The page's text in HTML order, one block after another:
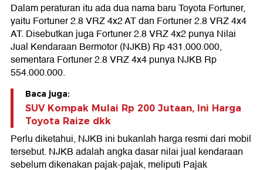
Dalam peraturan itu ada dua nama baru Toyota Fortuner,
yaitu Fortuner 2.8 VRZ 4x2 AT dan Fortuner 2.8 VRZ 4x4
AT. Disebutkan juga Fortuner 2.8 VRZ 4x2 punya Nilai
Jual Kendaraan Bermotor (NJKB) Rp 431.000.000,
sementara Fortuner 2.8 VRZ 4x4 punya NJKB Rp
554.000.000.
Baca juga:
SUV Kompak Mulai Rp 200 Jutaan, Ini Harga
Toyota Raize dkk
Perlu diketahui, NJKB ini bukanlah harga resmi dari mobil
tersebut. NJKB adalah angka dasar nilai jual kendaraan
sebelum dikenakan pajak-pajak, meliputi Pajak